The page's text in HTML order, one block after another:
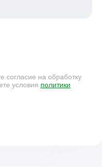
согласие на обработку
условия политики